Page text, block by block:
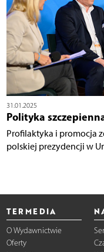
31.01.2025
Polityka
Profilaktyka i promocja
polskiej prezydencji w
TERMEDIA
O Wydawnictwie
Oferty